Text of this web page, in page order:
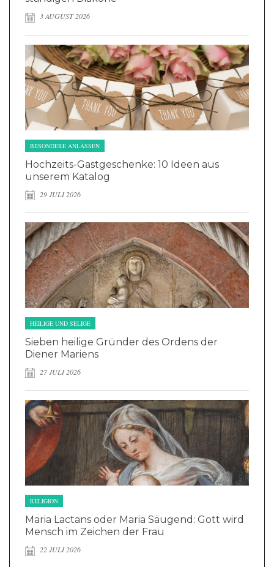
3 AUGUST 2026
BESONDERE ANLÄSSEN
Hochzeits-Gastgeschenke: 10 Ideen aus
unserem Katalog
29 JULI 2026
HEILIGE UND SELIGE
Sieben heilige Gründer des Ordens der
Diener Mariens
27 JULI 2026
RELIGION
Maria Lactans oder Maria Säugend: Gott wird
Mensch im Zeichen der Frau
22 JULI 2026